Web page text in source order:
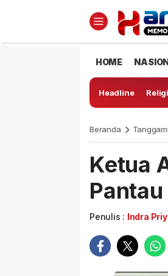
HOME
Headline Religi
Beranda
Ketua
Penulis : Indra